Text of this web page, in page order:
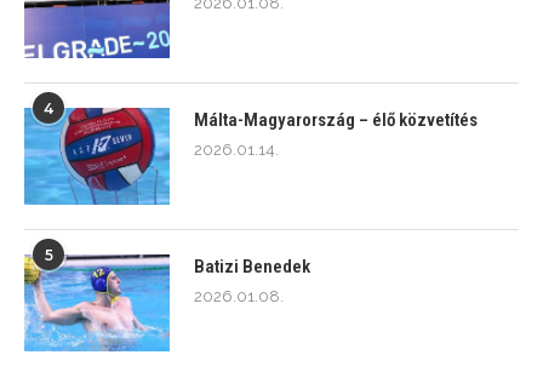
4
Málta-Magyarország – élő közvetítés
2026.01.14.
5
Batizi Benedek
2026.01.08.